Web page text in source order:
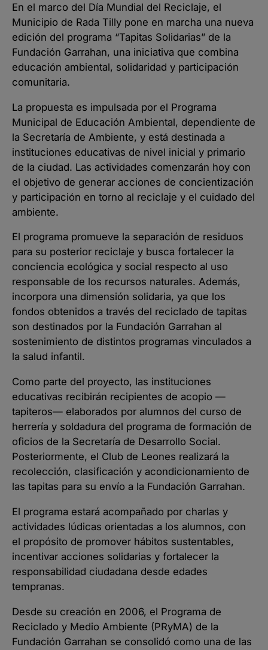
En el marco del Día Mundial del Reciclaje, el
Municipio de Rada Tilly pone en marcha una nueva
edición del programa “Tapitas Solidarias” de la
Fundación Garrahan, una iniciativa que combina
educación ambiental, solidaridad y participación
comunitaria.
La propuesta es impulsada por el Programa
Municipal de Educación Ambiental, dependiente de
la Secretaría de Ambiente, y está destinada a
instituciones educativas de nivel inicial y primario
de la ciudad. Las actividades comenzarán hoy con
el objetivo de generar acciones de concientización
y participación en torno al reciclaje y el cuidado del
ambiente.
El programa promueve la separación de residuos
para su posterior reciclaje y busca fortalecer la
conciencia ecológica y social respecto al uso
responsable de los recursos naturales. Además,
incorpora una dimensión solidaria, ya que los
fondos obtenidos a través del reciclado de tapitas
son destinados por la Fundación Garrahan al
sostenimiento de distintos programas vinculados a
la salud infantil.
Como parte del proyecto, las instituciones
educativas recibirán recipientes de acopio —
tapiteros— elaborados por alumnos del curso de
herrería y soldadura del programa de formación de
oficios de la Secretaría de Desarrollo Social.
Posteriormente, el Club de Leones realizará la
recolección, clasificación y acondicionamiento de
las tapitas para su envío a la Fundación Garrahan.
El programa estará acompañado por charlas y
actividades lúdicas orientadas a los alumnos, con
el propósito de promover hábitos sustentables,
incentivar acciones solidarias y fortalecer la
responsabilidad ciudadana desde edades
tempranas.
Desde su creación en 2006, el Programa de
Reciclado y Medio Ambiente (PRyMA) de la
Fundación Garrahan se consolidó como una de las